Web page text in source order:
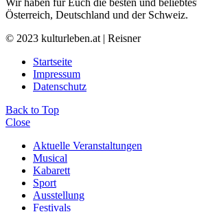
Österreich, Deutschland und der Schweiz.
© 2023 kulturleben.at | Reisner
Startseite
Impressum
Datenschutz
Back to Top
Close
Aktuelle Veranstaltungen
Musical
Kabarett
Sport
Ausstellung
Festivals